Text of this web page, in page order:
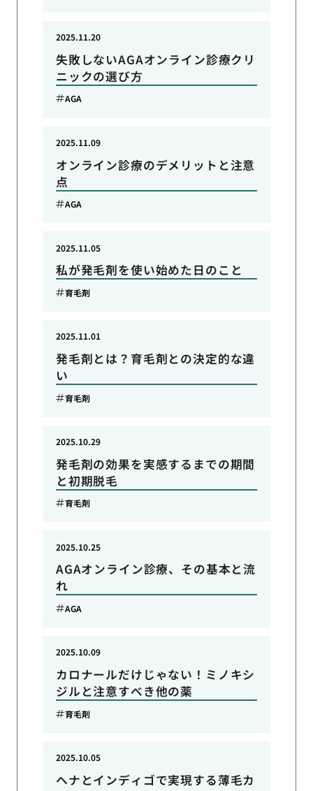
失敗しないAGAオンライン診療クリ
ニックの選び方
2025.11.20
AGA
オンライン診療のデメリットと注意
点
2025.11.09
AGA
私が発毛剤を使い始めた日のこと
2025.11.05
育毛剤
発毛剤とは？育毛剤との決定的な違
い
2025.11.01
育毛剤
発毛剤の効果を実感するまでの期間
と初期脱毛
2025.10.29
育毛剤
AGAオンライン診療、その基本と流
れ
2025.10.25
AGA
カロナールだけじゃない！ミノキシ
ジルと注意すべき他の薬
2025.10.09
育毛剤
ヘナとインディゴで実現する薄毛カ
2025.10.05